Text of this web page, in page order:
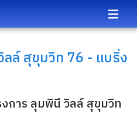
ล์ สุขุมวิท 76 - แบริ่ง
งการ ลุมพินี วิลล์ สุขุมวิท